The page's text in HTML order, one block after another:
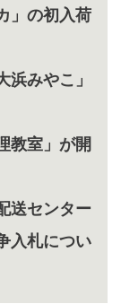
」の初入荷
みやこ」
教室」が開
送センター
入札につい